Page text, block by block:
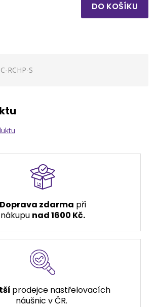
DO KOŠÍKU
C-RCHP-S
Doprava zdarma při
nákupu nad 1600 Kč.
prodejce nastřelovacích
náušnic v ČR.